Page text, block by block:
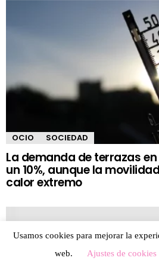
OCIO SOCIEDAD
La demanda de terrazas
un 10%, aunque la
calor extremo
Usamos cookies para mejorar la
web.
Ajustes de cookies